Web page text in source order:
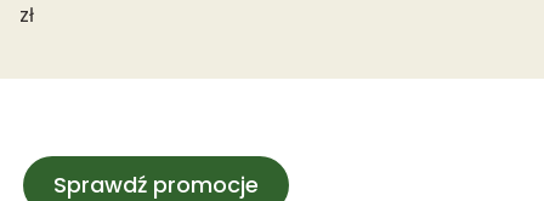
zł
Sprawdź promocje